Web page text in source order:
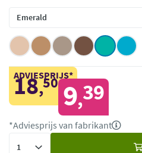
ADVIESPRIJS*
18,50 9,39
*Adviesprijs van fabrikant